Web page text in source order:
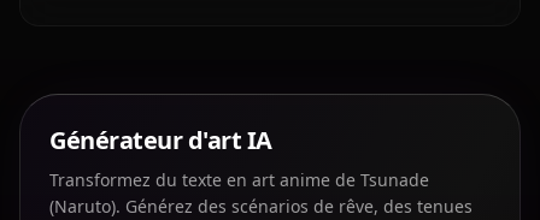
Générateur d'art IA
Transformez du texte en art anime de Tsunade
(Naruto). Générez des scénarios de rêve, des tenues